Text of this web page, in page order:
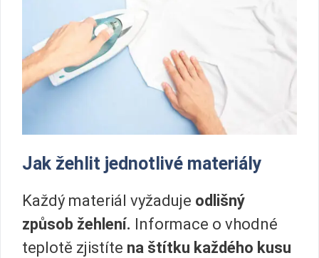
Jak žehlit jednotlivé materiály
Každý materiál vyžaduje odlišný
způsob žehlení. Informace o vhodné
teplotě zjistíte na štítku každého kusu